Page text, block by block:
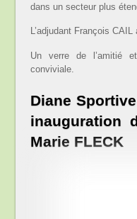
dans un secteur plus
L’adjudant François
Un verre de l’amitié
conviviale.
Diane
inauguration
Marie FLECK